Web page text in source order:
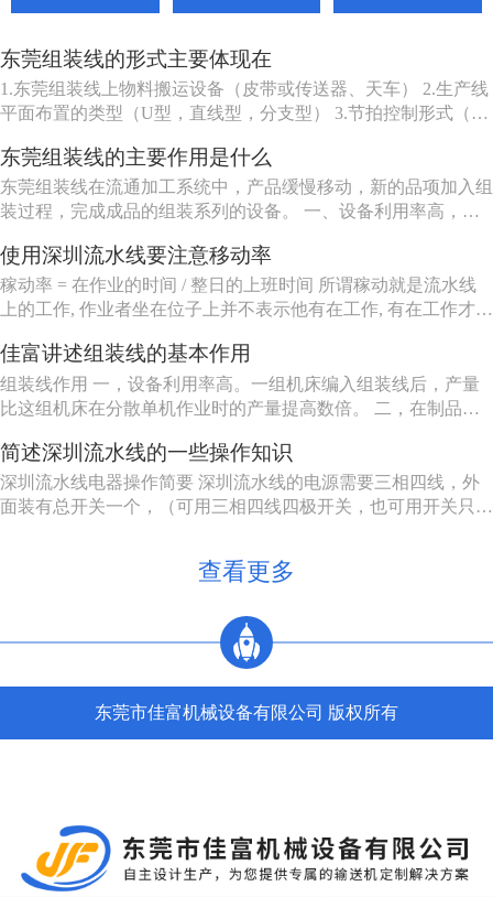
东莞组装线的形式主要体现在
1.东莞组装线上物料搬运设备（皮带或传送器、天车） 2.生产线
平面布置的类型（U型，直线型，分支型） 3.节拍控制形式（机
装线工作站特性（工人可以坐、站、跟着装配线走或随装配线一
起移动等） 6.东莞组装线的长度（几个或许多工人） ...
东莞组装线的主要作用是什么
东莞组装线在流通加工系统中，产品缓慢移动，新的品项加入组
装过程，完成成品的组装系列的设备。 一、设备利用率高，一
提高数倍。 二、在制品减少80%左右。 三、生产能力相对稳
定，自动加工系统由一自或多台机床组成，发生故障时，有降级
运转的能...
使用深圳流水线要注意移动率
稼动率 = 在作业的时间 / 整日的上班时间 所谓稼动就是流水线
上的工作, 作业者坐在位子上并不表示他有在工作, 有在工作才能
能全天对每个作业者进行测量, 所以有种工作抽查的手法来仿真
测量, 其实说穿了就是不时去看作业者在做什么。
佳富讲述组装线的基本作用
组装线作用 一，设备利用率高。一组机床编入组装线后，产量
比这组机床在分散单机作业时的产量提高数倍。 二，在制品减
多台机床组成，发生故障时，有降级运转的能力，物料传送系统
也有自行绕过故障机床的能力。 四，产品质量高。零件在加工
过程中，装卸...
简述深圳流水线的一些操作知识
深圳流水线电器操作简要 深圳流水线的电源需要三相四线，外
面装有总开关一个，（可用三相四线四极开关，也可用开关只控
U, V, W接电动机，3，4接调速电机的F1, F2。5，6...
查看更多
东莞市佳富机械设备有限公司 版权所有